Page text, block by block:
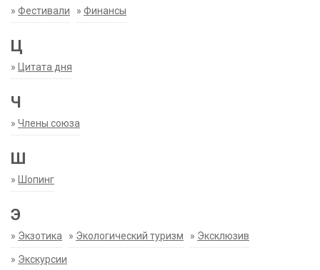
» Фестивали » Финансы
Ц
» Цитата дня
Ч
» Члены союза
Ш
» Шопинг
Э
» Экзотика » Экологический туризм » Эксклюзив
» Экскурсии